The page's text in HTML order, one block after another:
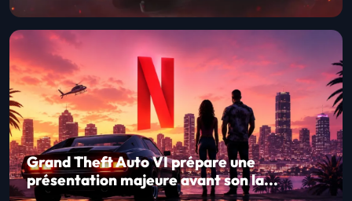
Grand Theft Auto VI prépare une
présentation majeure avant son la...